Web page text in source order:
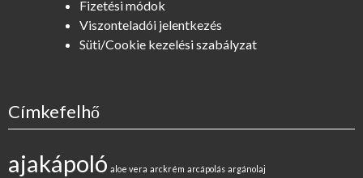
Fizetési módok
Viszonteladói jelentkezés
Süti/Cookie kezelési szabályzat
Címkefelhő
ajakápoló aloe vera arckrém arcápolás argánolaj